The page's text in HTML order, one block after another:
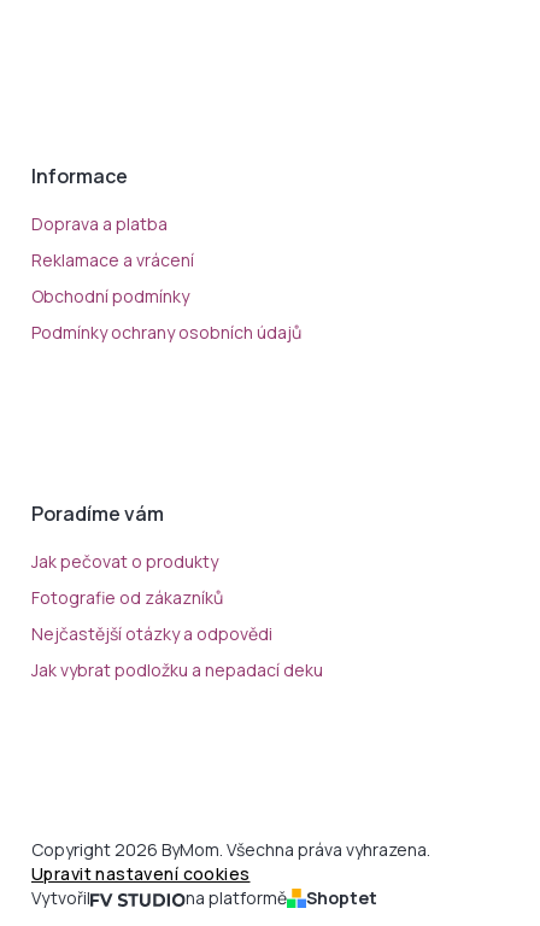
Informace
Doprava a platba
Reklamace a vrácení
Obchodní podmínky
Podmínky ochrany osobních údajů
Poradíme vám
Jak pečovat o produkty
Fotografie od zákazníků
Nejčastější otázky a odpovědi
Jak vybrat podložku a nepadací deku
Copyright 2026 ByMom. Všechna práva vyhrazena.
Upravit nastavení cookies
Vytvořil
na platformě Shoptet